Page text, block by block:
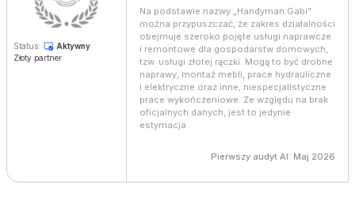
Status:
Aktywny
Złoty partner
Na podstawie nazwy „Handyman.Gabi”
można przypuszczać, że zakres działalności
obejmuje szeroko pojęte usługi naprawcze
i remontowe dla gospodarstw domowych,
tzw. usługi złotej rączki. Mogą to być drobne
naprawy, montaż mebli, prace hydrauliczne
i elektryczne oraz inne, niespecjalistyczne
prace wykończeniowe. Ze względu na brak
oficjalnych danych, jest to jedynie
estymacja.
Pierwszy audyt AI: Maj 2026